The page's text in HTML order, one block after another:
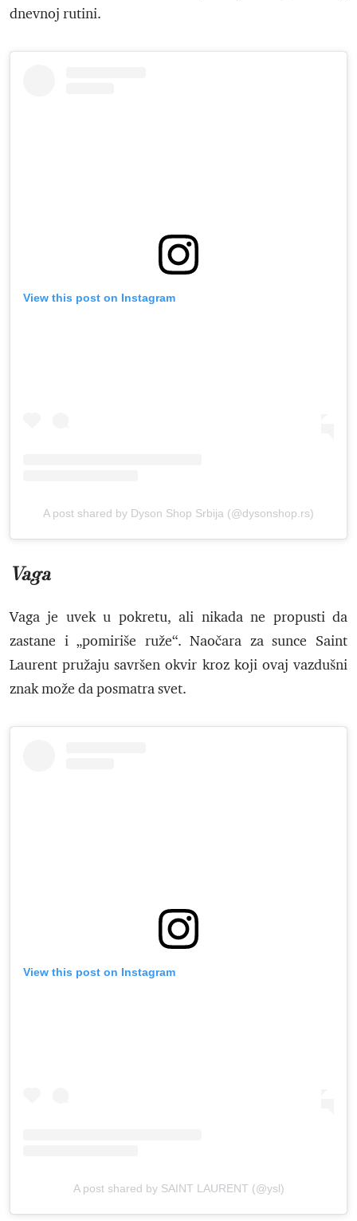
dnevnoj rutini.
View this post on Instagram
A post shared by Dyson Shop Srbija (@dysonshop.rs)
Vaga
Vaga je uvek u pokretu, ali nikada ne propusti da
zastane i „pomiriše ruže“. Naočara za sunce Saint
Laurent pružaju savršen okvir kroz koji ovaj vazdušni
znak može da posmatra svet.
View this post on Instagram
A post shared by SAINT LAURENT (@ysl)